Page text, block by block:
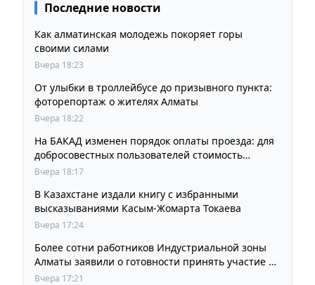
Последние новости
Как алматинская молодежь покоряет горы
своими силами
Вчера 18:23
От улыбки в троллейбусе до призывного пункта:
фоторепортаж о жителях Алматы
Вчера 18:22
На БАКАД изменен порядок оплаты проезда: для
добросовестных пользователей стоимость
остается прежней
Вчера 18:17
В Казахстане издали книгу с избранными
высказываниями Касым-Жомарта Токаева
Вчера 17:24
Более сотни работников Индустриальной зоны
Алматы заявили о готовности принять участие в
выборах членов Курылтая
Вчера 17:21